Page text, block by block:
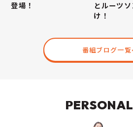
登場！
とルーツ
け！
番組ブログ一覧